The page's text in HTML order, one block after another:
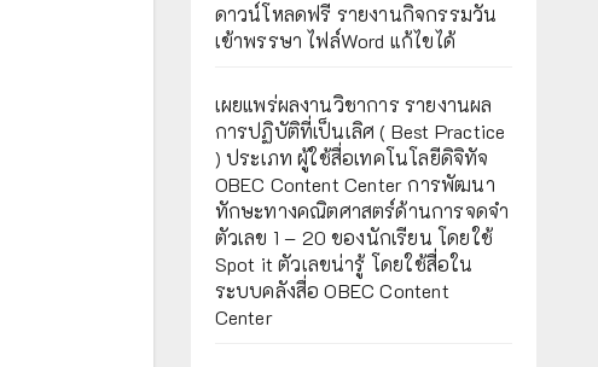
ดาวน์โหลดฟรี รายงานกิจกรรมวัน
เข้าพรรษา ไฟล์Word แก้ไขได้
เผยแพร่ผลงานวิชาการ รายงานผล
การปฏิบัติที่เป็นเลิศ ( Best Practice
) ประเภท ผู้ใช้สื่อเทคโนโลยีดิจิทัจ
OBEC Content Center การพัฒนา
ทักษะทางคณิตศาสตร์ด้านการจดจำ
ตัวเลข 1 – 20 ของนักเรียน โดยใช้
Spot it ตัวเลขน่ารู้ โดยใช้สื่อใน
ระบบคลังสื่อ OBEC Content
Center